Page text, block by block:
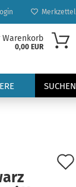
Merkzettel
Warenkorb
0,00 EUR
SUCHEN